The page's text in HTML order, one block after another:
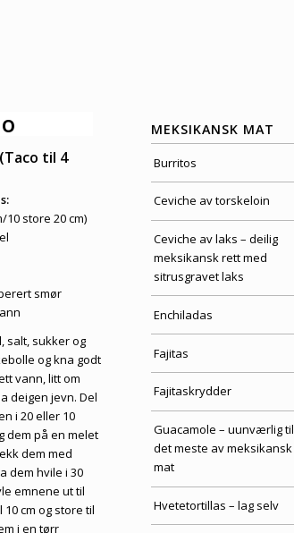
til 4
10 store 20 cm)
smør
salt, sukker og
og kna godt
vann, litt om
deigen jevn. Del
i 20 eller 10
dem på en melet
dem med
dem hvile i 30
emnene ut til
10 cm og store til
i en tørr
MEKSIKANSK MAT
Burritos
Ceviche av torskeloin
Ceviche av laks – deilig
meksikansk rett med
sitrusgravet laks
Enchiladas
Fajitas
Fajitaskrydder
Guacamole – uunværlig til
det meste av meksikansk
mat
Hvetetortillas – lag selv